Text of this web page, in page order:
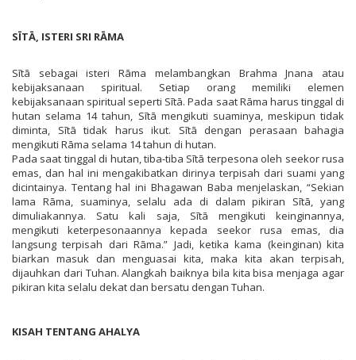
SĪTĀ, ISTERI SRI RĀMA
Sītā sebagai isteri Rāma melambangkan Brahma Jnana atau
kebijaksanaan spiritual. Setiap orang memiliki elemen
kebijaksanaan spiritual seperti Sītā. Pada saat Rāma harus tinggal di
hutan selama 14 tahun, Sītā mengikuti suaminya, meskipun tidak
diminta, Sītā tidak harus ikut. Sītā dengan perasaan bahagia
mengikuti Rāma selama 14 tahun di hutan.
Pada saat tinggal di hutan, tiba-tiba Sītā terpesona oleh seekor rusa
emas, dan hal ini mengakibatkan dirinya terpisah dari suami yang
dicintainya. Tentang hal ini Bhagawan Baba menjelaskan, “Sekian
lama Rāma, suaminya, selalu ada di dalam pikiran Sītā, yang
dimuliakannya. Satu kali saja, Sītā mengikuti keinginannya,
mengikuti keterpesonaannya kepada seekor rusa emas, dia
langsung terpisah dari Rāma.” Jadi, ketika kama (keinginan) kita
biarkan masuk dan menguasai kita, maka kita akan terpisah,
dijauhkan dari Tuhan. Alangkah baiknya bila kita bisa menjaga agar
pikiran kita selalu dekat dan bersatu dengan Tuhan.
KISAH TENTANG AHALYA